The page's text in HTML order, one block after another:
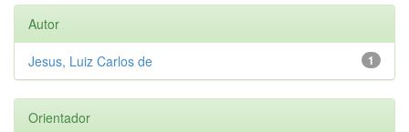
Autor
1
Jesus, Luiz Carlos de
Orientador